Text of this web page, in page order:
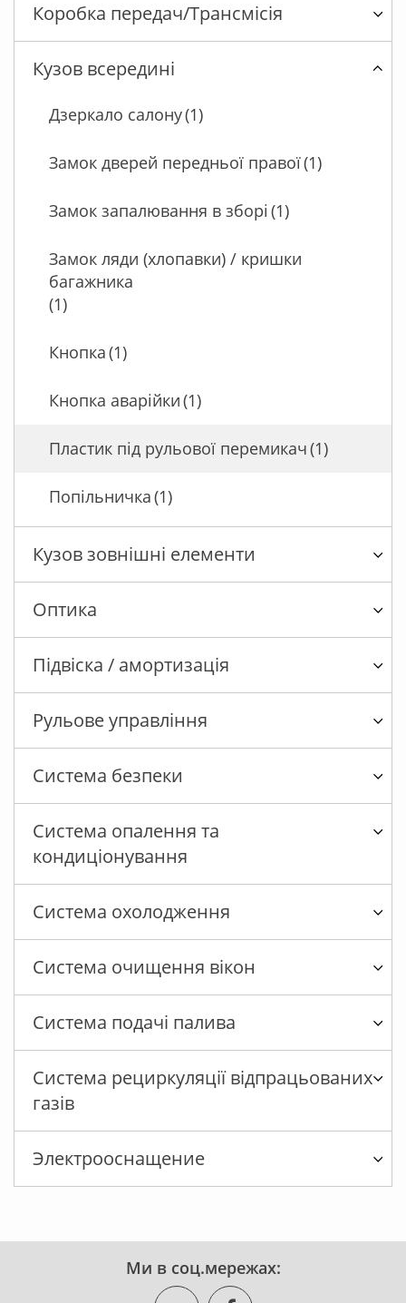
Коробка передач/Трансмісія
Кузов всередині
Дзеркало салону(1)
Замок дверей передньої правої(1)
Замок запалювання в зборі (1)
Замок ляди (хлопавки) / кришки
багажника
(1)
Кнопка(1)
Кнопка аварійки(1)
Пластик під рульової перемикач(1)
Попільничка(1)
Кузов зовнішні елементи
Оптика
Підвіска / амортизація
Рульове управління
Система безпеки
Система опалення та
кондиціонування
Система охолодження
Система очищення вікон
Система подачі палива
Система рециркуляції відпрацьованих
газів
Электрооснащение
Ми в соц.мережах: